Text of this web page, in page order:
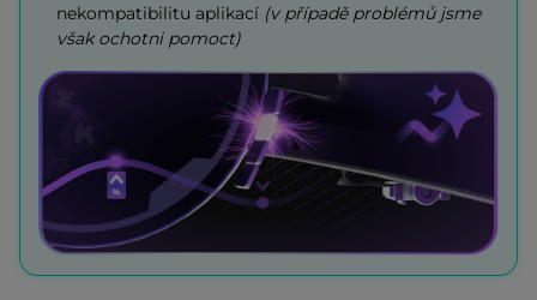
nekompatibilitu aplikací (v případě problémů jsme
však ochotni pomoct)